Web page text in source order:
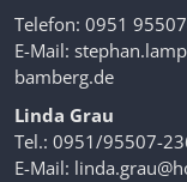
Telefon: 0951
E-Mail:
bamberg.de
Linda Grau
Tel.: 0951/95507-
E-Mail: